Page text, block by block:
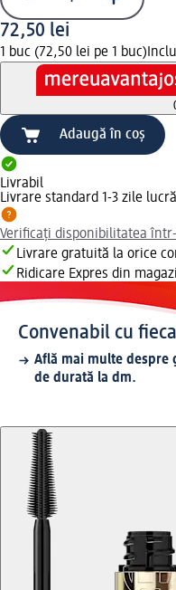
72,50 lei
1 buc (72,50 lei pe 1 buc)
Adaugă în coș
Livrabil
Livrare standard 1-3 zile
Verificați disponibilitatea
Livrare gratuită la orice
Ridicare Expres din
Convenabil cu
Află mai multe despre
de durată la dm.